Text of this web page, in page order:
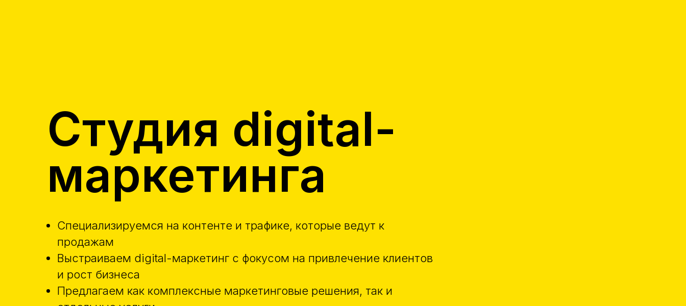
Студия digital-
маркетинга
Специализируемся на контенте и трафике, которые ведут к
продажам
Выстраиваем digital-маркетинг с фокусом на привлечение клиентов
и рост бизнеса
Предлагаем как комплексные маркетинговые решения, так и